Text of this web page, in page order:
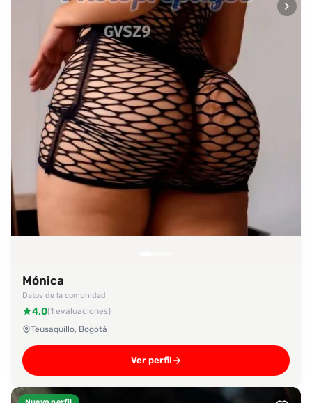
Mónica
Datos de la comunidad
4.0(1 evaluaciones)
Teusaquillo, Bogotá
Ver perfil